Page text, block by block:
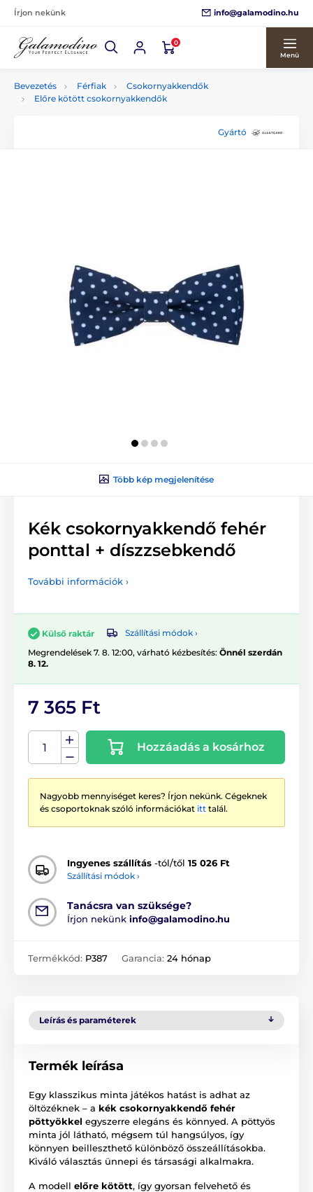
Írjon nekünk info@galamodino.hu
0
Menü
Bevezetés Férfiak
Csokornyakkendők
Előre kötött csokornyakkendők
Gyártó
Több kép megjelenítése
Kék csokornyakkendő fehér
ponttal + díszzsebkendő
További információk ›
Külső raktár
Szállítási módok ›
Megrendelések 7. 8. 12:00, várható kézbesítés: Önnél szerdán
8. 12.
7 365 Ft
Hozzáadás a kosárhoz
Nagyobb mennyiséget keres? Írjon nekünk. Cégeknek
és csoportoknak szóló információkat itt talál.
Ingyenes szállítás -tól/től 15 026 Ft
Szállítási módok ›
Tanácsra van szüksége?
Írjon nekünk info@galamodino.hu
Termékkód: P387 Garancia: 24 hónap
Leírás és paraméterek
Termék leírása
Egy klasszikus minta játékos hatást is adhat az
öltözéknek – a kék csokornyakkendő fehér
pöttyökkel egyszerre elegáns és könnyed. A pöttyös
minta jól látható, mégsem túl hangsúlyos, így
könnyen beilleszthető különböző összeállításokba.
Kiváló választás ünnepi és társasági alkalmakra.
A modell előre kötött, így gyorsan felvehető és